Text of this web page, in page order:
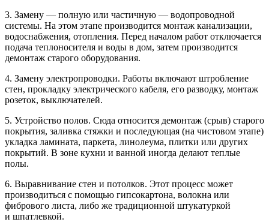
3. Замену — полную или частичную — водопроводной
системы. На этом этапе производится монтаж канализации,
водоснабжения, отопления. Перед началом работ отключается
подача теплоносителя и воды в дом, затем производится
демонтаж старого оборудования.
4. Замену электропроводки. Работы включают штробление
стен, прокладку электрического кабеля, его разводку, монтаж
розеток, выключателей.
5. Устройство полов. Сюда относится демонтаж (срыв) старого
покрытия, заливка стяжки и последующая (на чистовом этапе)
укладка ламината, паркета, линолеума, плитки или других
покрытий. В зоне кухни и ванной иногда делают теплые
полы.
6. Выравнивание стен и потолков. Этот процесс может
производиться c помощью гипсокартона, волокна или
фибрового листа, либо же традиционной штукатуркой
и шпатлевкой.